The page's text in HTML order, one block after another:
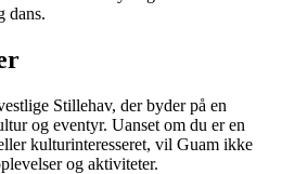
dans.
Stillehav, der byder på en
og eventyr. Uanset om du er en
kulturinteresseret, vil Guam ikke
og aktiviteter.